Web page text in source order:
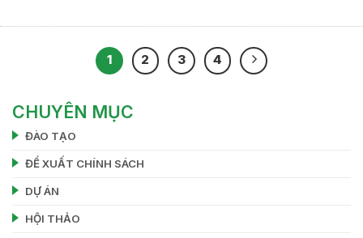
1 2 3 4
CHUYÊN MỤC
ĐÀO TẠO
ĐỀ XUẤT CHÍNH SÁCH
DỰ ÁN
HỘI THẢO